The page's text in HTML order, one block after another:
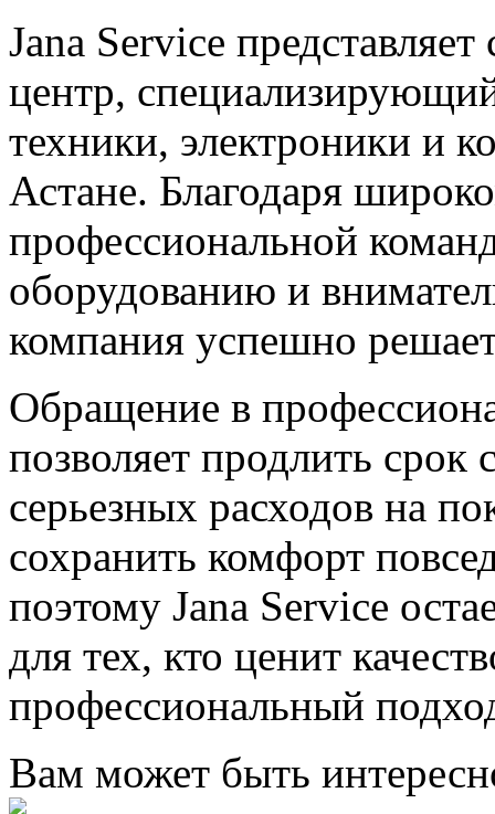
Jana Service
центр,
техники, электроники и
Астане. Благодаря
профессиональной
оборудованию и
компания успешно
Обращение в
позволяет продлить
серьезных расходов на
сохранить комфорт
поэтому Jana Service
для тех, кто ценит
профессиональный
Вам может быть